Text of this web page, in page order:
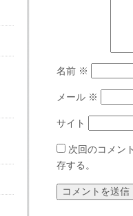
名前 ※
メール ※
サイト
次回のコメン
存する。